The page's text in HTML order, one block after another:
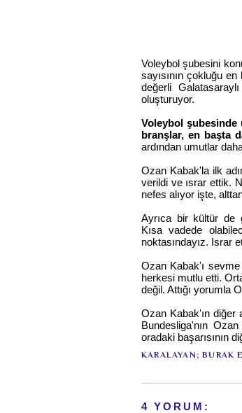
Voleybol şubesini
sayısının çokluğu
değerli
oluşturuyor.
Voleybol
branşlar, en başta
ardından umutlar
Ozan Kabak'la ilk
verildi ve ısrar ettik.
nefes alıyor işte,
Ayrıca bir kültür de
Kısa vadede
noktasındayız. Israr
Ozan Kabak'ı
herkesi mutlu etti.
değil. Attığı yorumla
Ozan Kabak'ın diğer
Bundesliga'nın
oradaki başarısının
KARALAYAN;BURAK
4 YORUM: